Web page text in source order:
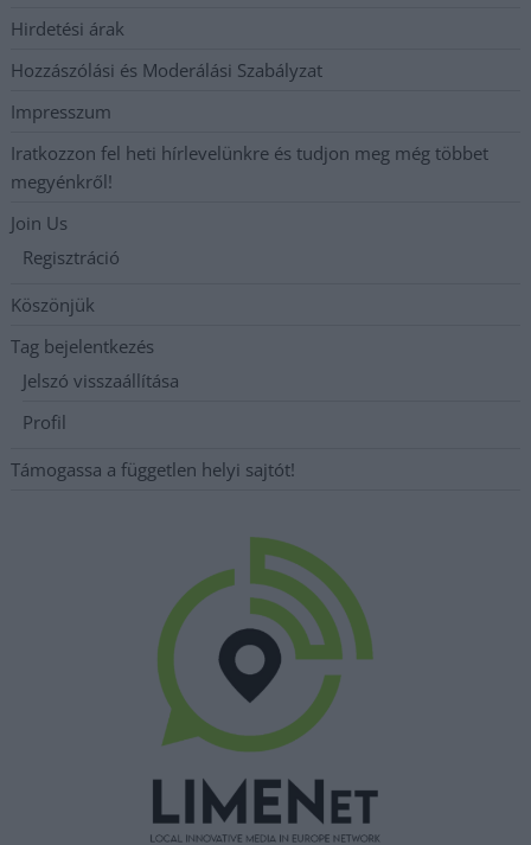
Hirdetési árak
Hozzászólási és Moderálási Szabályzat
Impresszum
Iratkozzon fel heti hírlevelünkre és tudjon meg még többet
megyénkről!
Join Us
Regisztráció
Köszönjük
Tag bejelentkezés
Jelszó visszaállítása
Profil
Támogassa a független helyi sajtót!